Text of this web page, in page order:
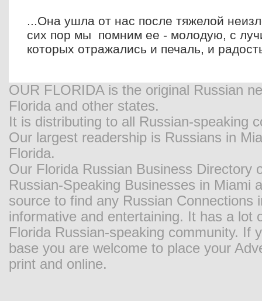
...Она ушла от нас после тяжелой
сих пор мы помним ее - молодую, с
которых отражались и печаль, и
OUR FLORIDA is the original Russian
Florida and other states.
It is distributing to all Russian-speaking
Our largest readership is Russians in
Florida.
Our Florida Russian Business Directory
Russian-Speaking Businesses in Miami
source to find any Russian
informative and entertaining. It has a
Florida Russian-speaking community. If
base you are welcome to place your
print and online.